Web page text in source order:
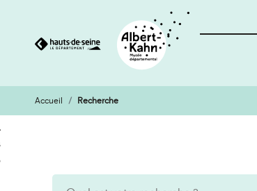
Aller
au
contenu
Aller
à
la
Accueil Recherche